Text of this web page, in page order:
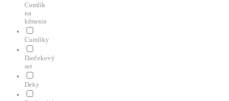
Cumlík
na
kŕmenie
Cumlíky
Darčekový
set
Deky